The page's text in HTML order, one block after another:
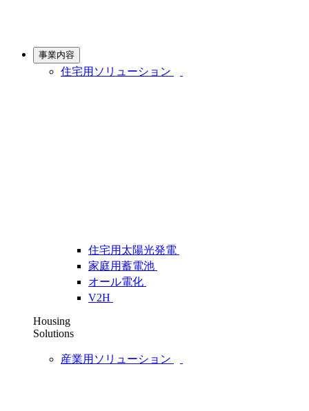
事業内容
住宅用ソリューション
住宅用太陽光発電
家庭用蓄電池
オール電化
V2H
Housing
Solutions
産業用ソリューション